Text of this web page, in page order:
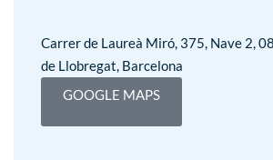
Carrer de Laureà Miró, 375, Nave 2,
de Llobregat, Barcelona
GOOGLE MAPS